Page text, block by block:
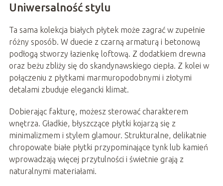
Uniwersalność stylu
Ta sama kolekcja białych płytek może zagrać w zupełnie
różny sposób. W duecie z czarną armaturą i betonową
podłogą stworzy łazienkę loftową. Z dodatkiem drewna
oraz beżu zbliży się do skandynawskiego ciepła. Z kolei w
połączeniu z płytkami marmuropodobnymi i złotymi
detalami zbuduje elegancki klimat.
Dobierając fakturę, możesz sterować charakterem
wnętrza. Gładkie, błyszczące płytki kojarzą się z
minimalizmem i stylem glamour. Strukturalne, delikatnie
chropowate białe płytki przypominające tynk lub kamień
wprowadzają więcej przytulności i świetnie grają z
naturalnymi materiałami.